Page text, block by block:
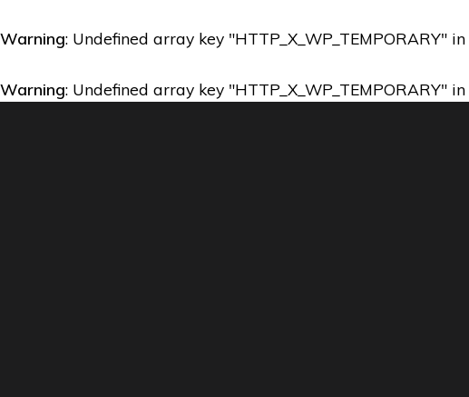
Warning: Undefined array key "HTTP_X_WP_TEMPORARY" in
Warning: Undefined array key "HTTP_X_WP_TEMPORARY" in